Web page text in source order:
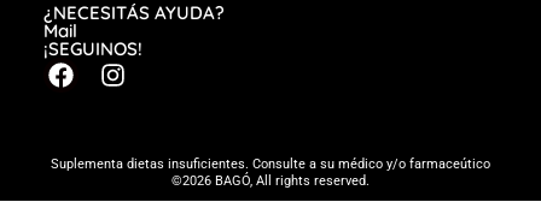
¿NECESITÁS AYUDA?
Mail
¡SEGUINOS!
Suplementa dietas insuficientes. Consulte a su médico y/o farmaceútico
©2026 BAGÓ, All rights reserved.